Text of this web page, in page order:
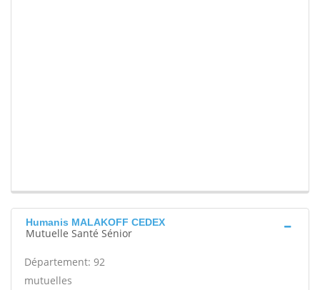
Humanis MALAKOFF CEDEX
Mutuelle Santé Sénior
Département: 92
mutuelles